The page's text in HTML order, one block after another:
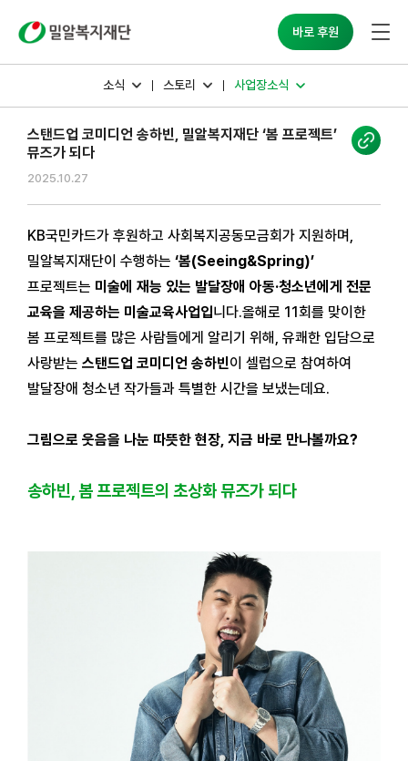
바로 후원
소식 스토리 사업장소식
스탠드업 코미디언 송하빈, 밀알복지재단 ‘봄 프로젝트’
뮤즈가 되다
2025.10.27
KB국민카드가 후원하고 사회복지공동모금회가 지원하며,
밀알복지재단이 수행하는 ‘봄(Seeing&Spring)’
프로젝트는 미술에 재능 있는 발달장애 아동·청소년에게 전문
교육을 제공하는 미술교육사업입니다.올해로 11회를 맞이한
봄 프로젝트를 많은 사람들에게 알리기 위해, 유쾌한 입담으로
사랑받는 스탠드업 코미디언 송하빈이 셀럽으로 참여하여
발달장애 청소년 작가들과 특별한 시간을 보냈는데요.
그림으로 웃음을 나눈 따뜻한 현장, 지금 바로 만나볼까요?
송하빈, 봄 프로젝트의 초상화 뮤즈가 되다